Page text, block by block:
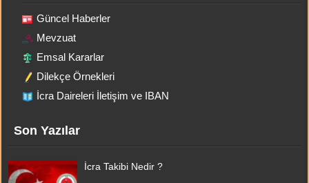
Güncel Haberler
Mevzuat
Emsal Kararlar
Dilekçe Örnekleri
İcra Daireleri İletişim ve IBAN
Son Yazılar
İcra Takibi Nedir ?